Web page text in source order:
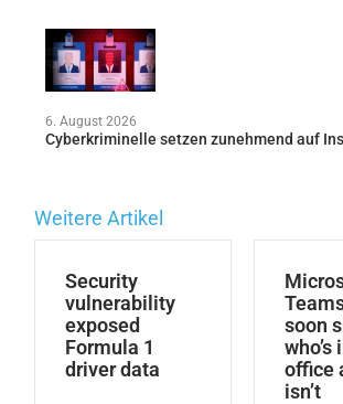
6. August 2026
Cyberkriminelle setzen zunehmend auf
Weitere Artikel
Security
vulnerability
exposed
Formula 1
driver data
soon
who’s
office
isn’t